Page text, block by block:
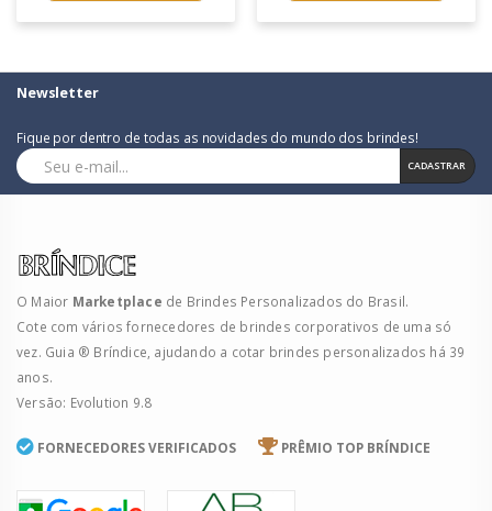
Newsletter
Fique por dentro de todas as novidades do mundo dos brindes!
CADASTRAR
O Maior Marketplace de Brindes Personalizados do Brasil.
Cote com vários fornecedores de brindes corporativos de uma só
vez. Guia ® Bríndice, ajudando a cotar brindes personalizados há 39
anos.
Versão: Evolution 9.8
FORNECEDORES VERIFICADOS PRÊMIO TOP BRÍNDICE